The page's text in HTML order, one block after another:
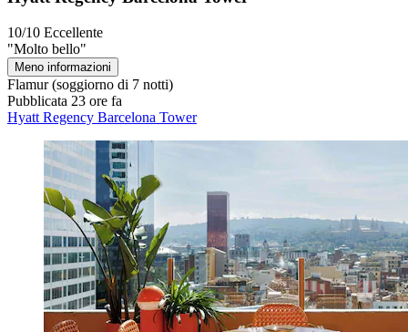
10/10 Eccellente
"Molto bello"
Meno informazioni
Flamur(soggiorno di 7 notti)
Pubblicata 23 ore fa
Hyatt Regency Barcelona Tower